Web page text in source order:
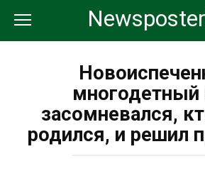
контенту
многодетный
засомневался,
родился, и решил